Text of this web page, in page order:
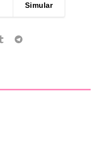
Simular